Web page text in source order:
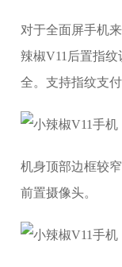
对于全面屏手机
辣椒V11后置指
全。支持指纹支
机身顶部边框较
前置摄像头。